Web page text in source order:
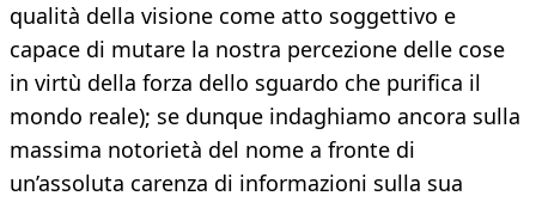
qualità della visione come atto soggettivo e
capace di mutare la nostra percezione delle cose
in virtù della forza dello sguardo che purifica il
mondo reale); se dunque indaghiamo ancora sulla
massima notorietà del nome a fronte di
un’assoluta carenza di informazioni sulla sua